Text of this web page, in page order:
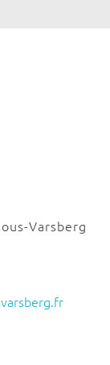
Varsberg